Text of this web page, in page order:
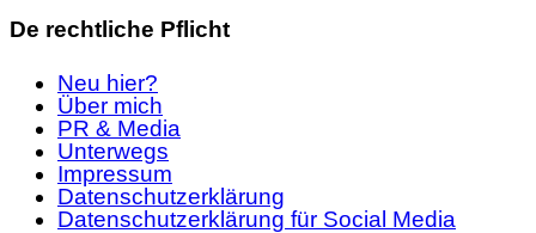
De rechtliche Pflicht
Neu hier?
Über mich
PR & Media
Unterwegs
Impressum
Datenschutzerklärung
Datenschutzerklärung für Social Media